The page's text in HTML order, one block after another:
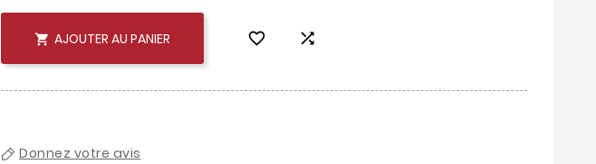
 AJOUTER AU PANIER  
Donnez votre avis